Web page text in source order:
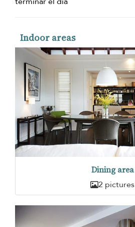
Indoor areas
Dining area
2 pictures